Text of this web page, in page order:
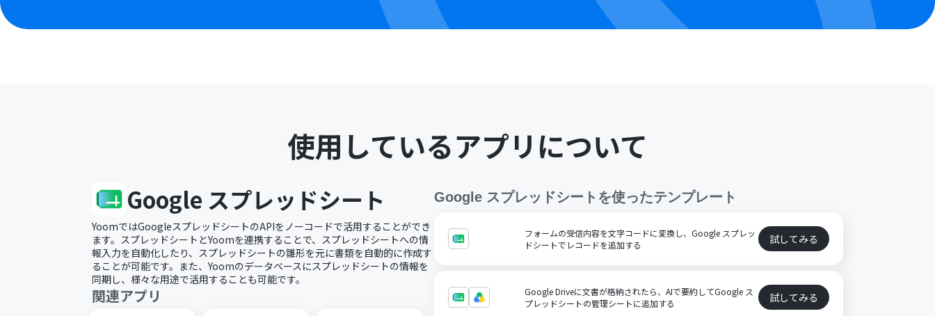
使用しているアプリについて
Google スプレッドシート
YoomではGoogleスプレッドシートのAPIをノーコードで活用することができ
ます。スプレッドシートとYoomを連携することで、スプレッドシートへの情
報入力を自動化したり、スプレッドシートの雛形を元に書類を自動的に作成す
ることが可能です。また、Yoomのデータベースにスプレッドシートの情報を
同期し、様々な用途で活用することも可能です。
関連アプリ
Google スプレッドシート を使ったテンプレート
フォームの受信内容を文字コードに変換し、Google スプレッ
ドシートでレコードを追加する
試してみる
Google Driveに文書が格納されたら、AIで要約してGoogle ス
プレッドシートの管理シートに追加する
試してみる